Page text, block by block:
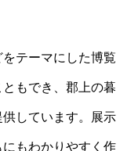
テーマにした博覧
もでき、郡上の暮
しています。展示
もわかりやすく作